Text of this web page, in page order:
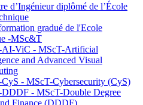
d’Ingénieur diplômé de l’École
gradué de l'Ecole
-MSc&T
AI-ViC - MScT-Artificial
and Advanced Visual
- MScT-Cybersecurity (CyS)
- MScT-Double Degree
Finance (DDDF)